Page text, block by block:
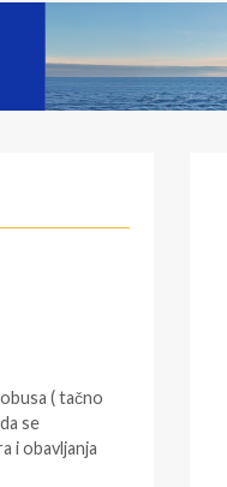
( tačno
se
i obavljanja